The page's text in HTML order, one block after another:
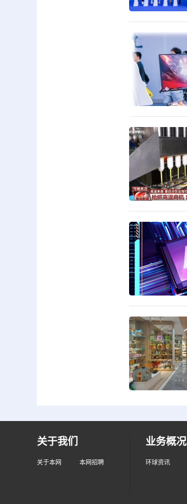
关于我们
关于本网 本网招聘
业务概况
环球资讯